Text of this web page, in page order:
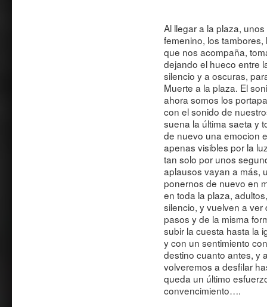
Al llegar a la plaza,
femenino, los
que nos acompaña,
dejando el hueco entre
silencio y a oscuras,
Muerte a la plaza. El
ahora somos los
con el sonido de
suena la última saeta y
de nuevo una emocion
apenas visibles por la
tan solo por unos
aplausos vayan a más,
ponernos de nuevo en
en toda la plaza,
silencio, y vuelven a
pasos y de la misma
subir la cuesta hasta la
y con un sentimiento
destino cuanto antes, y
volveremos a desfilar
queda un último
convencimiento….